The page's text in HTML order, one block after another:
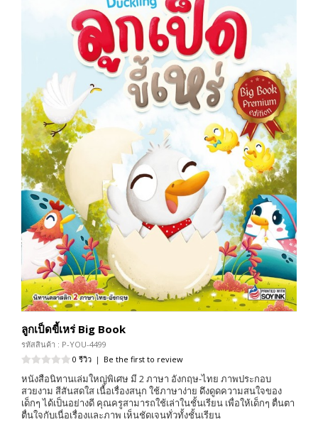
ลูกเป็ดขี้เหร่ Big Book
รหัสสินค้า : P-YOU-4499
0 รีวิว | Be the first to review
หนังสือนิทานเล่มใหญ่พิเศษ มี 2 ภาษา อังกฤษ-ไทย ภาพประกอบ
สวยงาม สีสันสดใส เนื้อเรื่องสนุก ใช้ภาษาง่าย ดึงดูดความสนใจของ
เด็กๆ ได้เป็นอย่างดี คุณครูสามารถใช้เล่าในชั้นเรียน เพื่อให้เด็กๆ ตื่นตา
ตื่นใจกับเนื่อเรื่องและภาพ เห็นชัดเจนทั่วทั้งชั้นเรียน